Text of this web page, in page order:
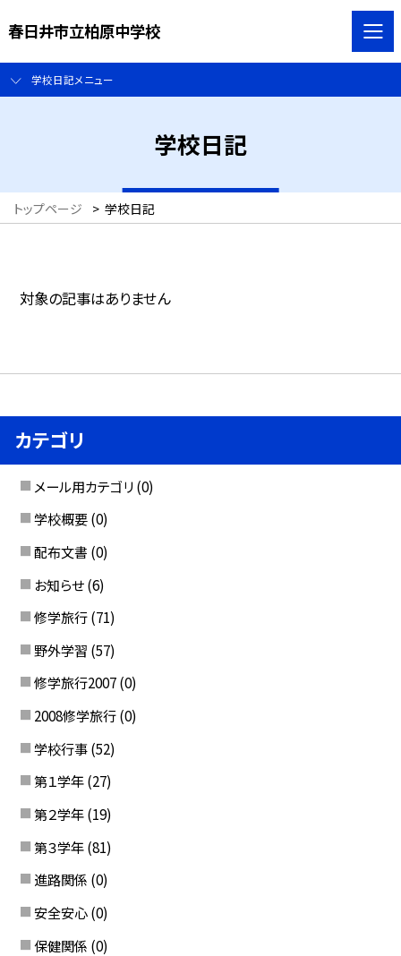
春日井市立柏原中学校
学校日記メニュー
学校日記
トップページ > 学校日記
対象の記事はありません
カテゴリ
メール用カテゴリ (0)
学校概要 (0)
配布文書 (0)
お知らせ (6)
修学旅行 (71)
野外学習 (57)
修学旅行2007 (0)
2008修学旅行 (0)
学校行事 (52)
第１学年 (27)
第２学年 (19)
第３学年 (81)
進路関係 (0)
安全安心 (0)
保健関係 (0)